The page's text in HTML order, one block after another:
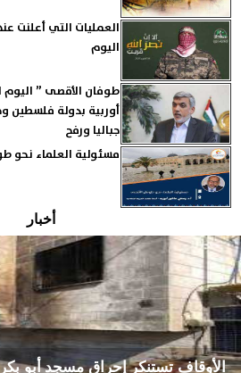
العمليات التي أعلنت
اليوم
أوربية بدولة فلسطين
جباليا ورفح
مسئولية العلماء نحو
أخبار
الأوقاف تستنكر إحراق مسجد أبو